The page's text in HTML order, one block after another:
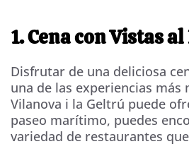
1. Cena con Vistas
Disfrutar de una deliciosa
una de las experiencias más
Vilanova i la Geltrú puede
paseo marítimo, puedes
variedad de restaurantes